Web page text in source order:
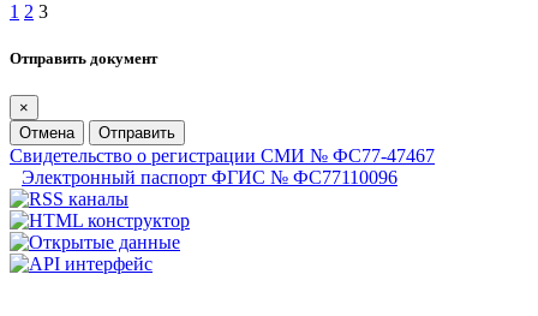
1 2 3
Отправить документ
×
Отмена
Отправить
Свидетельство о регистрации СМИ № ФС77-47467
Электронный паспорт ФГИС № ФС77110096